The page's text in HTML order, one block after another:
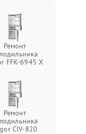
Ремонт
FFK-6945 X
Ремонт
CIV-820